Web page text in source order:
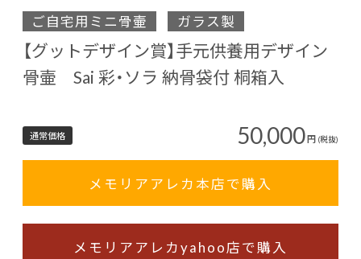
ご自宅用ミニ骨壷 ガラス製
【グットデザイン賞】手元供養用デザイン
骨壷 Sai 彩・ソラ 納骨袋付 桐箱入
通常価格 50,000円 (税抜)
メモリアアレカ本店で購入
メモリアアレカyahoo店で購入